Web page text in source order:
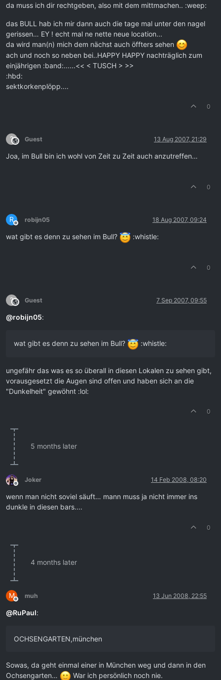
da muss ich dir rechtgeben, also mit dem mittmachen.. :weep:
das BULL hab ich mir dann auch die tage mal unter den nagel
gerissen… EY ! echt mal ne nette neue location...
da wird man(n) mich dem nächst auch öffters sehen
ach und noch so neben bei..HAPPY HAPPY nachträglich zum
einjährigen :band:......<< < TUSCH > >>
:hbd:
sektkorkenplöpp....
0
?This user is from outside of this forum
Guest 13 Aug 2007, 21:29
Joa, im Bull bin ich wohl von Zeit zu Zeit auch anzutreffen…
0
R
Offline
robijn05 18 Aug 2007, 09:24
wat gibt es denn zu sehen im Bull? :whistle:
0
?This user is from outside of this forum
Guest 7 Sep 2007, 09:55
@robijn05:
wat gibt es denn zu sehen im Bull? :whistle:
ungefähr das was es so überall in diesen Lokalen zu sehen gibt,
vorausgesetzt die Augen sind offen und haben sich an die
"Dunkelheit" gewöhnt :lol:
0
5 months later
Offline
Joker 14 Feb 2008, 08:20
wenn man nicht soviel säuft… mann muss ja nicht immer ins
dunkle in diesen bars....
0
4 months later
M
Offline
muh 13 Jun 2008, 22:55
@RuPaul:
OCHSENGARTEN,münchen
Sowas, da geht einmal einer in München weg und dann in den
Ochsengarten…
War ich persönlich noch nie.